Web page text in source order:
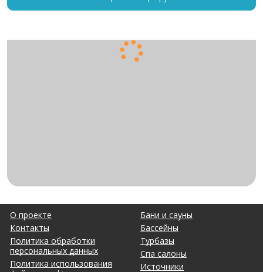
О проекте
Контакты
Политика обработки
персональных данных
Политика использования
Бани и сауны
Бассейны
Турбазы
Спа салоны
Источники